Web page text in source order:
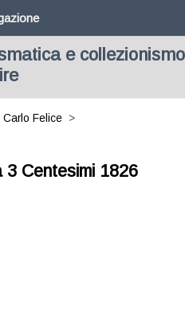
e collezionismo
lire
Carlo Felice
3 Centesimi 1826